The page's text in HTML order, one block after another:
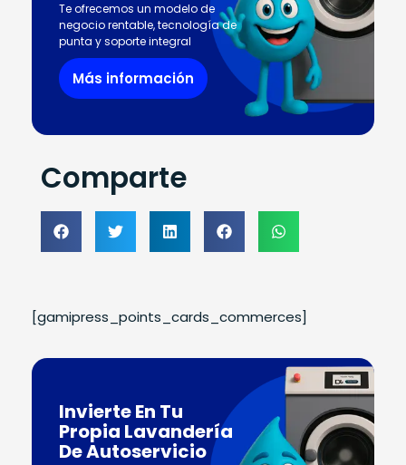
Te ofrecemos un modelo de
negocio rentable, tecnología de
punta y soporte integral
Más información
Comparte
[gamipress_points_cards_commerces]
Invierte En Tu
Propia Lavandería
De Autoservicio